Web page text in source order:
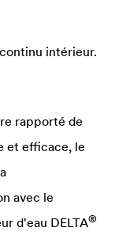
intérieur.
rapporté de
et efficace, le
avec le
d'eau DELTA®